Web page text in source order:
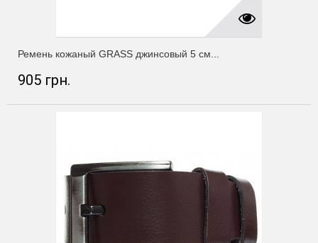
Ремень кожаный GRASS джинсовый 5 см...
905 грн.